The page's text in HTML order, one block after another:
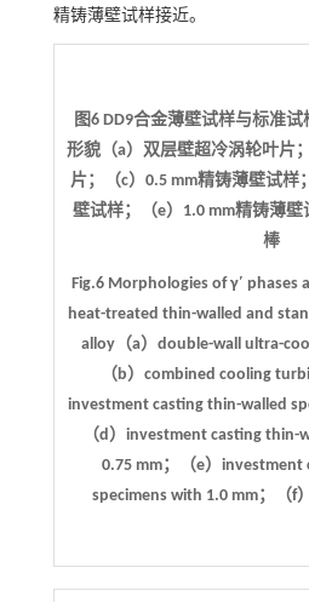
精铸薄壁试样接近。
图6 DD9合金薄壁试样与标准试
形貌（a）双层壁超冷涡轮叶片
片；（c）0.5 mm精铸薄壁试样
壁试样；（e）1.0 mm精铸薄
棒
Fig.6 Morphologies of γ′
heat-treated thin-walled and
alloy（a）double-wall ultra-
（b）combined cooling
investment casting thin-walled
（d）investment casting thin-
0.75 mm；（e）investment
specimens with 1.0 mm；（f